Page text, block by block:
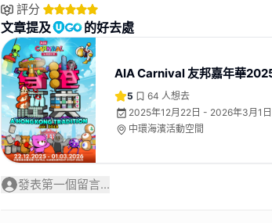
評分
文章提及 的好去處
AIA Carnival 友邦嘉年華
5 64 人想去
2025年12月22日 - 2026年3月1日
中環海濱活動空間
發表第一個留言...